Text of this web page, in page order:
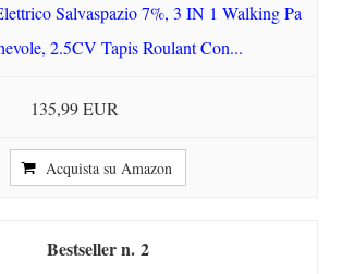
Salvaspazio 7%, 3 IN 1 Walking Pa
2.5CV Tapis Roulant Con...
135,99 EUR
Acquista su Amazon
2